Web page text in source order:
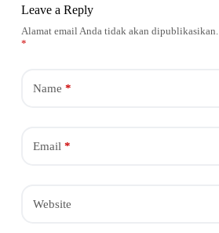
Leave a Reply
Alamat email Anda tidak akan dipublikasikan.
*
Name *
Email *
Website